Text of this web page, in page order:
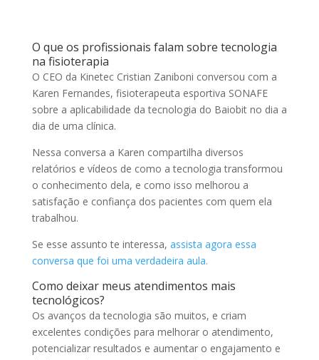
O que os profissionais falam sobre tecnologia
na fisioterapia
O CEO da Kinetec Cristian Zaniboni conversou com a
Karen Fernandes, fisioterapeuta esportiva SONAFE
sobre a aplicabilidade da tecnologia do Baiobit no dia a
dia de uma clínica.
Nessa conversa a Karen compartilha diversos
relatórios e vídeos de como a tecnologia transformou
o conhecimento dela, e como isso melhorou a
satisfação e confiança dos pacientes com quem ela
trabalhou.
Se esse assunto te interessa, assista agora essa
conversa que foi uma verdadeira aula.
Como deixar meus atendimentos mais
tecnológicos?
Os avanços da tecnologia são muitos, e criam
excelentes condições para melhorar o atendimento,
potencializar resultados e aumentar o engajamento e